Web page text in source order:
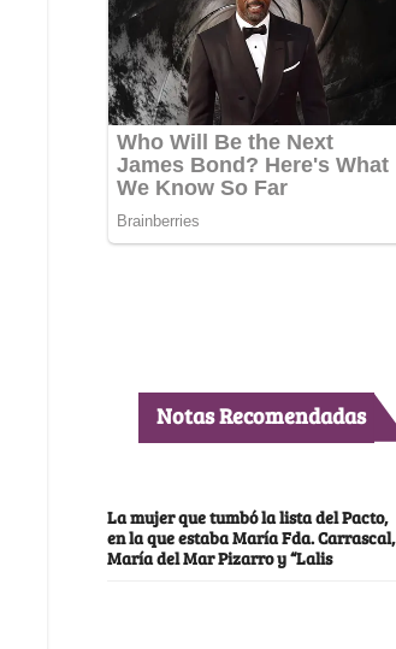
Notas Recomendadas
La mujer que tumbó la lista del Pacto,
en la que estaba María Fda. Carrascal,
María del Mar Pizarro y “Lalis